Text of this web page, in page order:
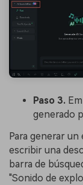
Paso 3.
generado
Para generar
escribir una
barra de
"Sonido de